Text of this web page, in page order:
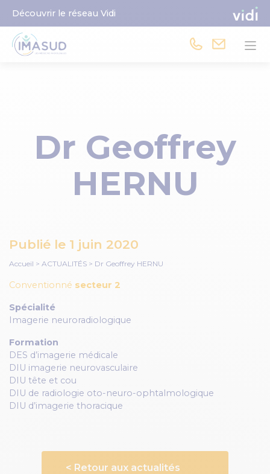
Découvrir le réseau Vidi
Dr Geoffrey
HERNU
Publié le 1 juin 2020
Accueil > ACTUALITÉS > Dr Geoffrey HERNU
Conventionné secteur 2
Spécialité
Imagerie neuroradiologique
Formation
DES d’imagerie médicale
DIU imagerie neurovasculaire
DIU tête et cou
DIU de radiologie oto-neuro-ophtalmologique
DIU d’imagerie thoracique
< Retour aux actualités